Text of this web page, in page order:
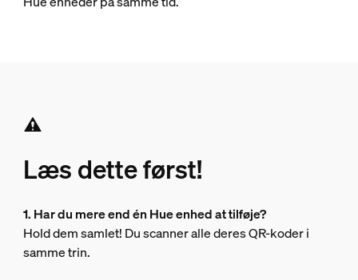
Læs dette først!
1. Har du mere end én Hue enhed at tilføje?
Hold dem samlet! Du scanner alle deres QR-koder i
samme trin.